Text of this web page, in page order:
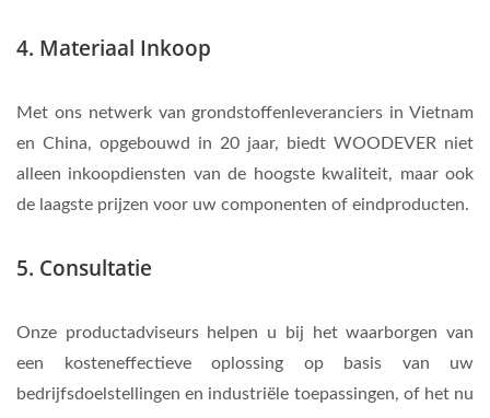
4. Materiaal Inkoop
Met ons netwerk van grondstoffenleveranciers in Vietnam
en China, opgebouwd in 20 jaar, biedt WOODEVER niet
alleen inkoopdiensten van de hoogste kwaliteit, maar ook
de laagste prijzen voor uw componenten of eindproducten.
5. Consultatie
Onze productadviseurs helpen u bij het waarborgen van
een kosteneffectieve oplossing op basis van uw
bedrijfsdoelstellingen en industriële toepassingen, of het nu